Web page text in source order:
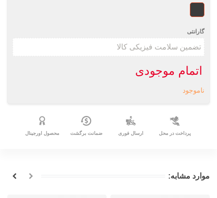
طرحدار
گارانتی
اتمام موجودی
ناموجود
پرداخت در محل ارسال فوری ضمانت برگشت محصول اورجینال
موارد مشابه: